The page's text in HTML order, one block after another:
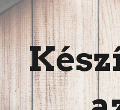
to main content